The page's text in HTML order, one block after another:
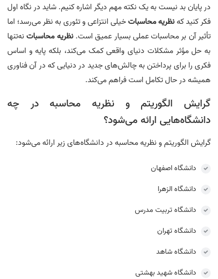
در پایان بد نیست به یک نکته مهم دیگر اشاره کنیم. شاید در نگاه اول
فکر کنید کهنظریه محاسباتخیلی انتزاعی و تئوری به نظر می‌رسد؛ اما
تأثیر آن بر محاسبات عملی بسیار عمیق است.نظریه محاسباتنه‌تنها
به حل مؤثر مشکلات دنیای واقعی کمک می‌کند، بلکه پایه و اساس
فکری را برای پرداختن به چالش‌های جدید در دنیایی که در آن فناوری
همیشه در حال تکامل است فراهم می‌کند.
گرایش الگوریتم و نظریه محاسبه در چه
دانشگاه‌هایی ارائه می‌شود؟
گرایش الگوریتم و نظریه محاسبه در دانشگاه‌های زیر ارائه می‌شود:
دانشگاه اصفهان
دانشگاه الزهرا
دانشگاه تربیت مدرس
دانشگاه تهران
دانشگاه شاهد
دانشگاه شهید بهشتی